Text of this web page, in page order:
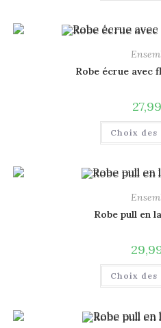
Robe écrue avec
27,99
Choix des
Robe pull en
Choix des